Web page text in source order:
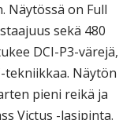
Näytössä on Full
sekä 480
DCI-P3-värejä,
tekniikkaa. Näytön
pieni reikä ja
Victus -lasipinta.